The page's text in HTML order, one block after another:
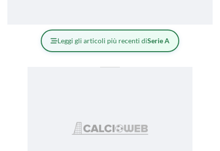
Leggi gli articoli più recenti diSerie A